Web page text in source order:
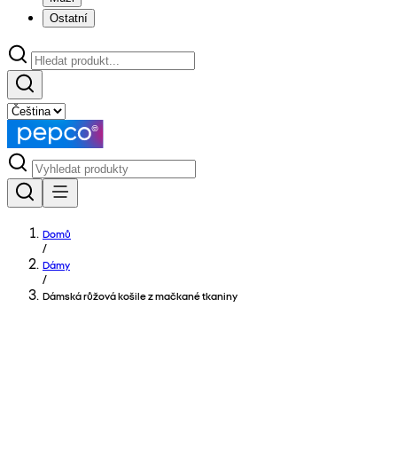
Ostatní
Domů
/
Dámy
/
Dámská růžová košile z mačkané tkaniny